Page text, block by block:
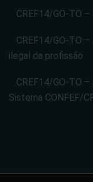
CREF14/GO-TO
CREF14/GO-TO
ilegal da profissão
CREF14/GO-TO
Sistema CONFEF/